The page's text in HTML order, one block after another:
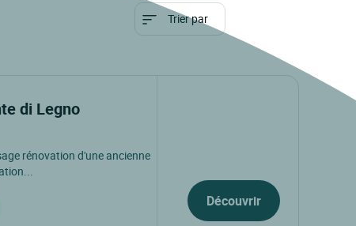
Trier par
di Legno
rénovation d'une ancienne
Découvrir